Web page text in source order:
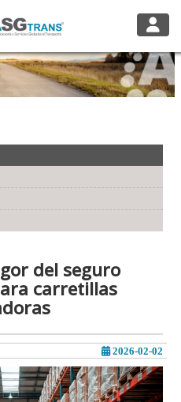
del seguro
carretillas
2026-02-02